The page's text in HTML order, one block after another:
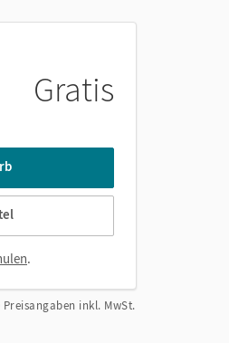
Gratis
.
Preisangaben inkl. MwSt.